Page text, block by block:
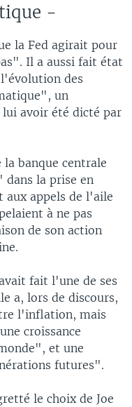
-
la Fed agirait pour
Il a aussi fait état
des
un
avoir été dicté par
banque centrale
la prise en
aux appels de l'aile
à ne pas
de son action
fait l'une de ses
a, lors de discours,
l'inflation, mais
croissance
et une
futures".
le choix de Joe